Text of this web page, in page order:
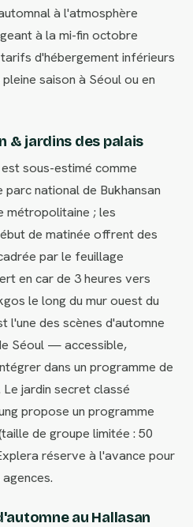
à l'atmosphère
à la mi-fin octobre
d'hébergement inférieurs
saison à Séoul ou en
& jardins des palais
sous-estimé comme
national de Bukhansan
métropolitaine ; les
de matinée offrent des
par le feuillage
en car de 3 heures vers
le long du mur ouest du
l'une des scènes d'automne
Séoul — accessible,
dans un programme de
jardin secret classé
propose un programme
de groupe limitée : 50
réserve à l'avance pour
au Hallasan